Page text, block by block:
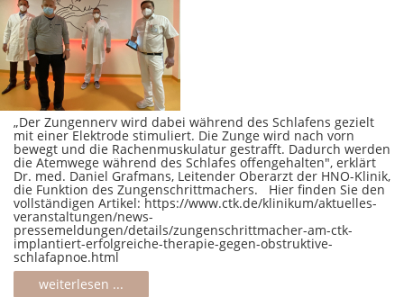
„Der Zungennerv wird dabei während des Schlafens gezielt
mit einer Elektrode stimuliert. Die Zunge wird nach vorn
bewegt und die Rachenmuskulatur gestrafft. Dadurch werden
die Atemwege während des Schlafes offengehalten", erklärt
Dr. med. Daniel Grafmans, Leitender Oberarzt der HNO-Klinik,
die Funktion des Zungenschrittmachers. Hier finden Sie den
vollständigen Artikel: https://www.ctk.de/klinikum/aktuelles-
veranstaltungen/news-
pressemeldungen/details/zungenschrittmacher-am-ctk-
implantiert-erfolgreiche-therapie-gegen-obstruktive-
schlafapnoe.html
weiterlesen ...